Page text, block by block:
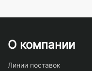
О компании
Линии поставок